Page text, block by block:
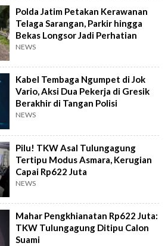
Polda Jatim Petakan Kerawanan
Telaga Sarangan, Parkir hingga
Bekas Longsor Jadi Perhatian
NEWS
Kabel Tembaga Ngumpet di Jok
Vario, Aksi Dua Pekerja di Gresik
Berakhir di Tangan Polisi
NEWS
Pilu! TKW Asal Tulungagung
Tertipu Modus Asmara, Kerugian
Capai Rp622 Juta
NEWS
Mahar Pengkhianatan Rp622 Juta:
TKW Tulungagung Ditipu Calon
Suami